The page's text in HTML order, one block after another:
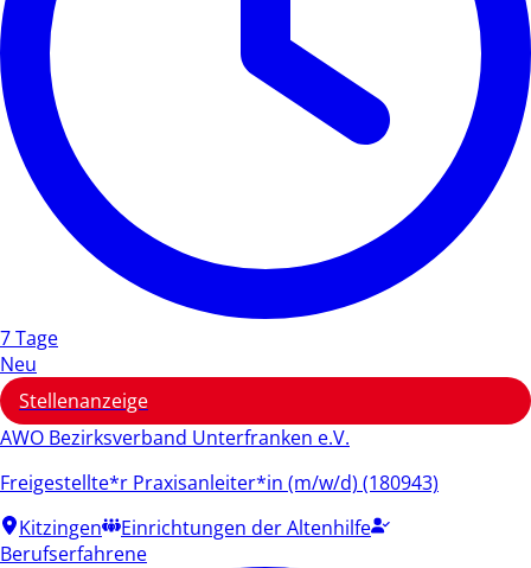
7 Tage
Neu
Stellenanzeige
AWO Bezirksverband Unterfranken e.V.
Freigestellte*r Praxisanleiter*in (m/w/d) (180943)
Kitzingen
Einrichtungen der Altenhilfe
Berufserfahrene